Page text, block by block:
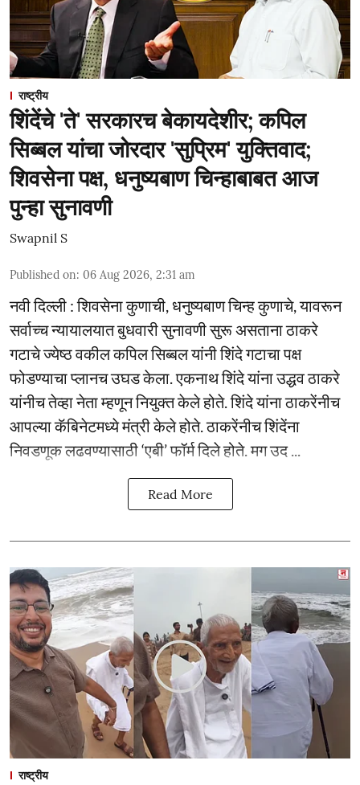
राष्ट्रीय
शिंदेंचे 'ते' सरकारच बेकायदेशीर; कपिल
सिब्बल यांचा जोरदार 'सुप्रिम' युक्तिवाद;
शिवसेना पक्ष, धनुष्यबाण चिन्हाबाबत आज
पुन्हा सुनावणी
Swapnil S
Published on: 06 Aug 2026, 2:31 am
नवी दिल्ली : शिवसेना कुणाची, धनुष्यबाण चिन्ह कुणाचे, यावरून
सर्वाच्च न्यायालयात बुधवारी सुनावणी सुरू असताना ठाकरे
गटाचे ज्येष्ठ वकील कपिल सिब्बल यांनी शिंदे गटाचा पक्ष
फोडण्याचा प्लानच उघड केला. एकनाथ शिंदे यांना उद्धव ठाकरे
यांनीच तेव्हा नेता म्हणून नियुक्त केले होते. शिंदे यांना ठाकरेंनीच
आपल्या कॅबिनेटमध्ये मंत्री केले होते. ठाकरेंनीच शिंदेंना
निवडणूक लढवण्यासाठी ‘एबी’ फॉर्म दिले होते. मग उद ...
Read More
राष्ट्रीय